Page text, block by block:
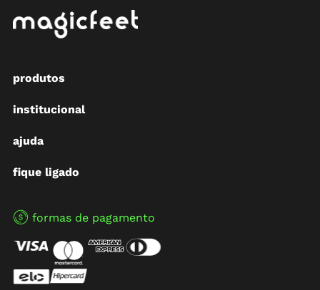
produtos
institucional
ajuda
fique ligado
formas de pagamento